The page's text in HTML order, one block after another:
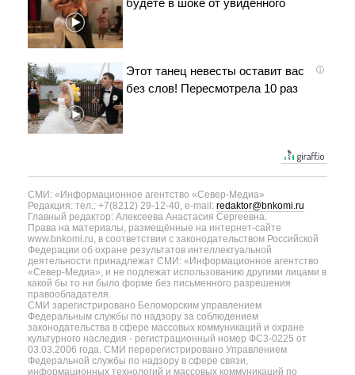
i
Этот танец невесты оставит вас
без слов! Пересмотрела 10 раз
СМИ: «Информационное агентство «Север-Медиа»
Редакция: тел.: +7(8212) 29-12-40, e-mail: redaktor@bnkomi.ru
Главный редактор: Алексеева Анастасия Сергеевна.
Права на материалы, размещённые на интернет-сайте
www.bnkomi.ru, в соответствии с законодательством Российской
Федерации об охране результатов интеллектуальной
деятельности принадлежат СМИ: «Информационное агентство
«Север-Медиа», и не подлежат использованию другими лицами в
какой бы то ни было форме без письменного разрешения
правообладателя.
СМИ зарегистрировано Беломорским управлением
Федеральным службы по надзору за соблюдением
законодательства в сфере массовых коммуникаций и охране
культурного наследия - регистрационный номер ФС3-0225 от
03.03.2006 года. СМИ перерегистрировано Управлением
Федеральной службы по надзору в сфере связи,
информационных технологий и массовых коммуникаций по